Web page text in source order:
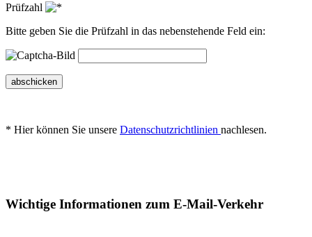
Prüfzahl
Bitte geben Sie die Prüfzahl in das nebenstehende Feld ein:
abschicken
* Hier können Sie unsere Datenschutzrichtlinien nachlesen.
Wichtige Informationen zum E-Mail-Verkehr